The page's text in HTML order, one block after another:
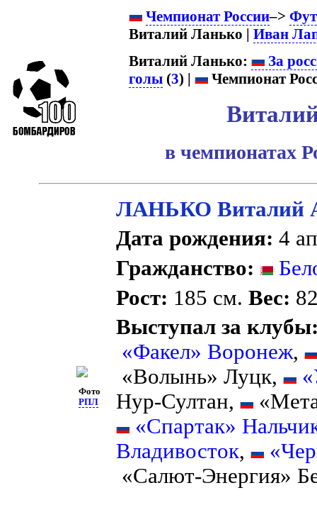
Чемпионат России–>
Виталий Ланько | Иван
Виталий Ланько:
За
голы (3) | Чемпионат
в чемпионатах
Фото
РПЛ
ЛАНЬКО Виталий
Дата рождения: 4
Гражданство:
Рост: 185 см.Вес:
Выступал за
«Факел» Воронеж,
«Волынь» Луцк,
Нур-Султан,
«Спартак»
Владивосток,
«Салют-Энергия»